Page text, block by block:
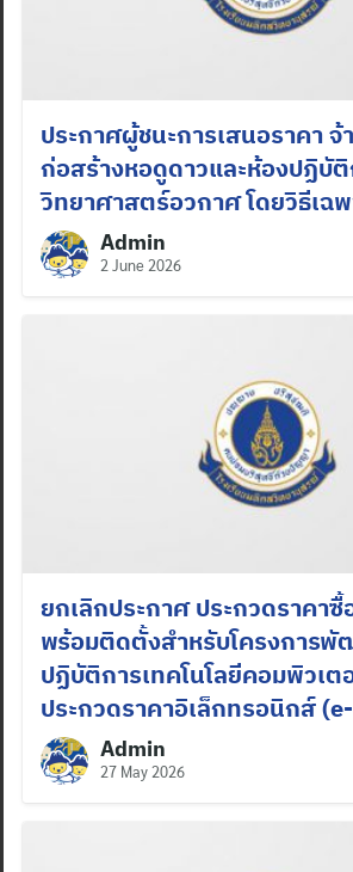
ประกาศผู้ชนะการเสนอราคา
ก่อสร้างหอดูดาวและห้องปฏิบั
วิทยาศาสตร์อวกาศ โดยวิธีเฉพ
Admin
2 June 2026
ยกเลิกประกาศ ประกวดราคา
พร้อมติดตั้งสำหรับโครงการพั
ปฏิบัติการเทคโนโลยีคอมพิวเต
ประกวดราคาอิเล็กทรอนิกส์
Admin
27 May 2026